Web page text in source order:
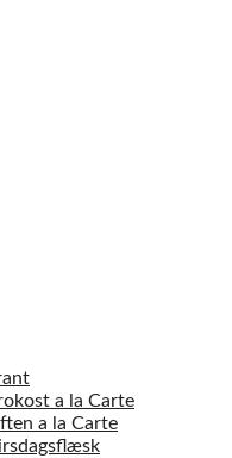
a la Carte
a la Carte